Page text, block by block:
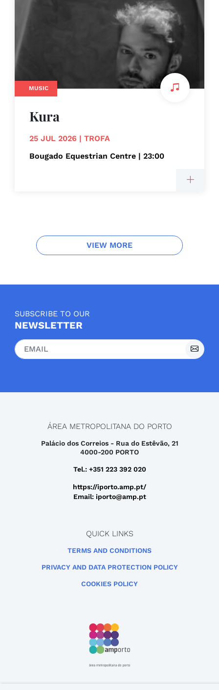
MUSIC
Kura
25 JUL 2026 | TROFA
Bougado Equestrian Centre | 23:00
VIEW MORE
SUBSCRIBE TO OUR
NEWSLETTER
ÁREA METROPOLITANA DO PORTO
Palácio dos Correios - Rua do Estêvão, 21
4000-200 PORTO
Tel.: +351 223 392 020
https://iporto.amp.pt/
Email: iporto@amp.pt
QUICK LINKS
TERMS AND CONDITIONS
PRIVACY AND DATA PROTECTION POLICY
COOKIES POLICY